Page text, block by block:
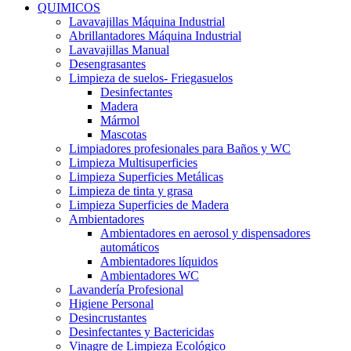
QUIMICOS
Lavavajillas Máquina Industrial
Abrillantadores Máquina Industrial
Lavavajillas Manual
Desengrasantes
Limpieza de suelos- Friegasuelos
Desinfectantes
Madera
Mármol
Mascotas
Limpiadores profesionales para Baños y WC
Limpieza Multisuperficies
Limpieza Superficies Metálicas
Limpieza de tinta y grasa
Limpieza Superficies de Madera
Ambientadores
Ambientadores en aerosol y dispensadores
automáticos
Ambientadores líquidos
Ambientadores WC
Lavandería Profesional
Higiene Personal
Desincrustantes
Desinfectantes y Bactericidas
Vinagre de Limpieza Ecológico